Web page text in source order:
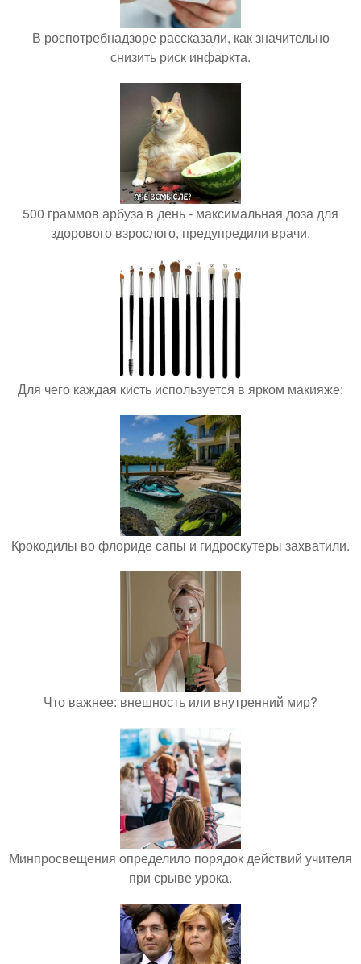
В роспотребнадзоре рассказали, как значительно
снизить риск инфаркта.
500 граммов арбуза в день - максимальная доза для
здорового взрослого, предупредили врачи.
Для чего каждая кисть используется в ярком макияже:
Крокодилы во флориде сапы и гидроскутеры захватили.
Что важнее: внешность или внутренний мир?
Минпросвещения определило порядок действий учителя
при срыве урока.